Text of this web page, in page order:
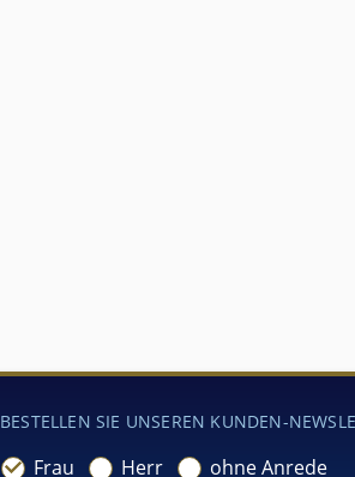
BESTELLEN SIE UNSEREN KUNDEN-
Frau Herr ohne Anrede